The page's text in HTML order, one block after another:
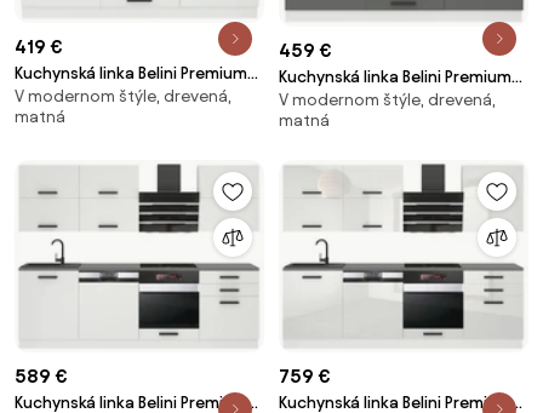
419 €
Kuchynská linka Belini Premium
Full Version 180 cm biely mat s
pracovnou doskou SOPHIA
V modernom štýle, drevená,
matná
459 €
Kuchynská linka Belini Premium
Full Version 180 cm šedý mat s
pracovnou doskou MARY
V modernom štýle, drevená,
matná
589 €
Kuchynská linka Belini Premium
759 €
Kuchynská linka Belini Premium